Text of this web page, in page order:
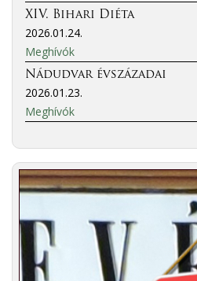
XIV. Bihari Diéta
2026.01.24.
Meghívók
Nádudvar évszázadai
2026.01.23.
Meghívók